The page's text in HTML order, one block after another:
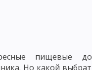
пищевые
Но какой